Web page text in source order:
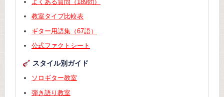
よくある質問（189問）
教室タイプ比較表
ギター用語集（67語）
公式ファクトシート
スタイル別ガイド
ソロギター教室
弾き語り教室